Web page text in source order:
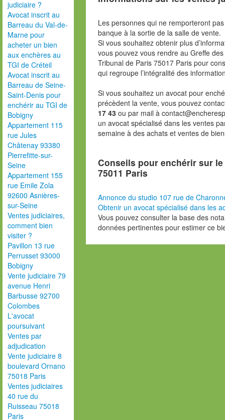
judiciaire ?
Avocat inscrit au
Barreau du Val-de-
Marne pour
acheter un bien
aux enchères au
TGI de Créteil
Avocat inscrit au
Barreau de Seine-
Saint-Denis pour
enchérir au TGI de
Bobigny
Appartement 115
rue Jules
Châtenay 93380
Pierrefitte-sur-
Seine
Appartement 155
rue Emile Zola
92600 Asnières-
sur-Seine
Ventes judiciaires,
comment bien
visiter ?
Pavillon 13 rue
Perrusset 93000
Bobigny
Vente judiciaire 79
avenue Henri
Barbusse 92700
Colombes
L'avocat
poursuivant
Ventes par
adjudication
Vente judiciaire 8
boulevard Ornano
75018 Paris
Ventes judiciaires
40 rue du
Ruisseau 75018
Paris
Les personnes qui ne remporteront
banque à la sortie de la salle de vente.
Si vous souhaitez obtenir plus
vous pouvez vous rendre au Greffe
Tribunal de Paris 75017 Paris pour
qui regroupe l’intégralité des
Si vous souhaitez un avocat pour
précèdent la vente, vous pouvez
17 43 ou par mail à
un avocat spécialisé dans les ventes
semaine à des achats et ventes de
Conseils pour enchérir sur
75011 Paris
Annonce du studio 107 rue de
Obtenir un avocat spécialisé dans les
Vous pouvez consulter la base des
données pertinentes pour estimer ce